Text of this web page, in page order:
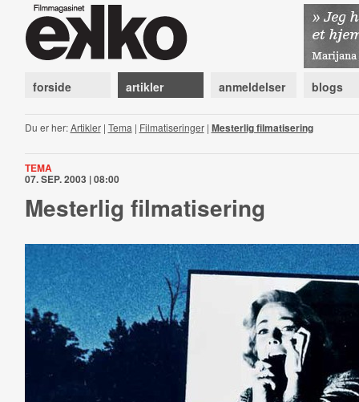
forside artikler anmeldelser blogs
Du er her:Artikler| Tema | Filmatiseringer| Mesterlig filmatisering
TEMA
07. SEP. 2003 | 08:00
Mesterlig filmatisering